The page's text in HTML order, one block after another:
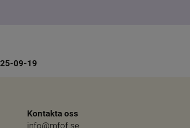
09-19
Kontakta oss
info@mfof.se